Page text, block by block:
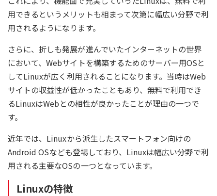
用できるというメリットも相まって次第に幅広い分野で利
用されるようになります。
さらに、折しも発展が進んでいたインターネットの世界
において、Webサイトを構築するためのサーバー用OSと
してLinuxが広く利用されることになります。当時はWeb
サイトの収益性が低かったこともあり、無料で利用でき
るLinuxはWebとの相性が良かったことが理由の一つで
す。
近年では、Linuxから派生したスマートフォン向けの
Android OSなども登場しており、Linuxは幅広い分野で利
用される主要なOSの一つとなっています。
Linuxの特徴